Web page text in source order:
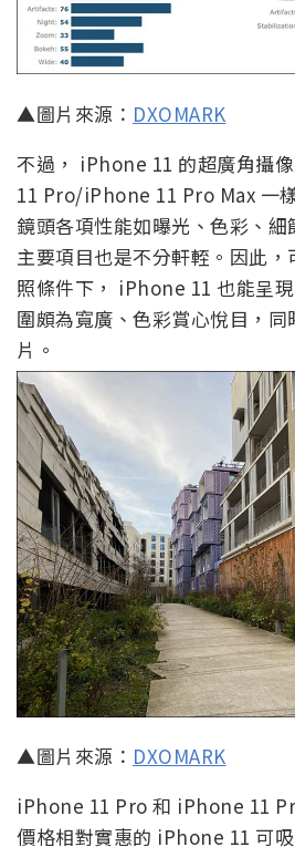
▲圖片來源： DXOMARK
不過， iPhone 11 的超廣角攝
11 Pro/iPhone 11 Pro Max 一
鏡頭各項性能如曝光、色彩、
主要項目也是不分軒輊。因此
照條件下， iPhone 11 也能呈
圍頗為寬廣、色彩賞心悅目，
片。
▲圖片來源： DXOMARK
iPhone 11 Pro 和 iPhone 11
價格相對實惠的 iPhone 11 可